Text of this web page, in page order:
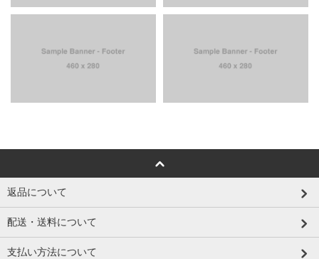
返品について
配送・送料について
支払い方法について